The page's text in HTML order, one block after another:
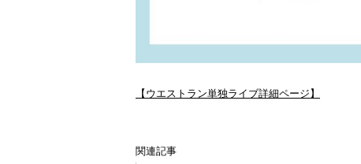
【ウエストラン単独ライブ詳細ページ】
関連記事